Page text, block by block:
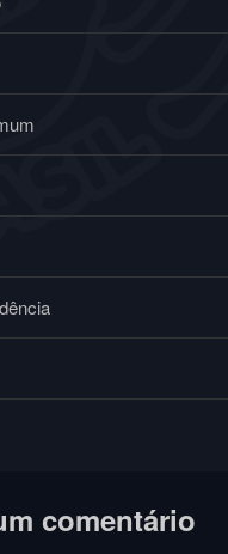
comentário